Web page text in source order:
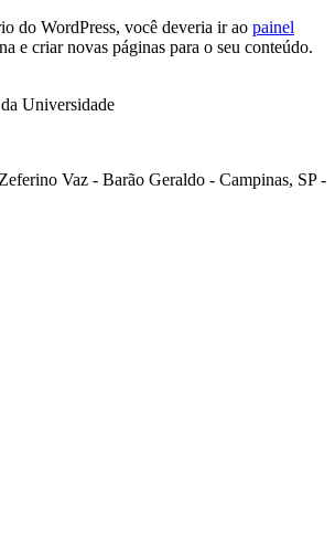
do WordPress, você deveria ir ao painel
e criar novas páginas para o seu conteúdo.
Universidade
Vaz - Barão Geraldo - Campinas, SP -